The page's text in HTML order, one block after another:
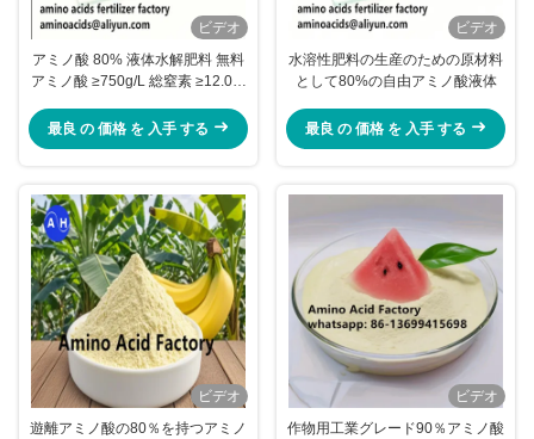
ビデオ
アミノ酸 80% 液体水解肥料 無料
アミノ酸 ≥750g/L 総窒素 ≥12.0%
最良 の 価格 を 入手 する
ビデオ
水溶性肥料の生産のための原材料
として80%の自由アミノ酸液体
最良 の 価格 を 入手 する
ビデオ
遊離アミノ酸の80％を持つアミノ
ビデオ
作物用工業グレード90％アミノ酸